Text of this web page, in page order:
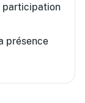
participation
présence